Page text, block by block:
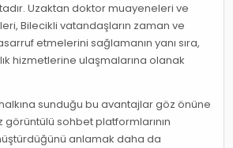
Uzaktan doktor muayeneleri ve
Bilecikli vatandaşların zaman ve
etmelerini sağlamanın yanı sıra,
hizmetlerine ulaşmalarına olanak
sunduğu bu avantajlar göz önüne
görüntülü sohbet platformlarının
anlamak daha da